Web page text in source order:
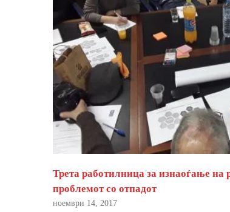
Трета работилница за изнаоѓање на
проблемот со отпадот
ноември 14, 2017